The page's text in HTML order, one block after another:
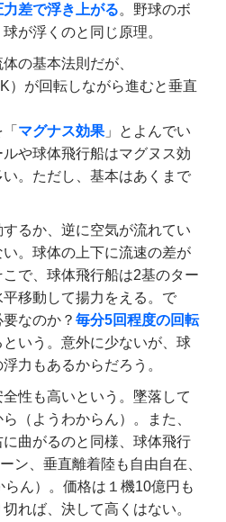
力差で浮き上がる。野球のボ
が浮くのと同じ原理。
の基本法則だが、
）が回転しながら進むと垂直
マグナス効果」とよんでい
や球体飛行船はマグヌス効
。ただし、基本はあくまで
るか、逆に空気が流れてい
。球体の上下に流速の差が
で、球体飛行船は2基のター
移動して揚力をえる。で
なのか？ 毎分5回程度の回転
いう。意外に少ないが、球
力もあるからだろう。
性も高いという。墜落して
（ようわからん）。また、
曲がるのと同様、球体飛行
ン、垂直離着陸も自由自在、
らん）。価格は１機10億円も
れば、決して高くはない。